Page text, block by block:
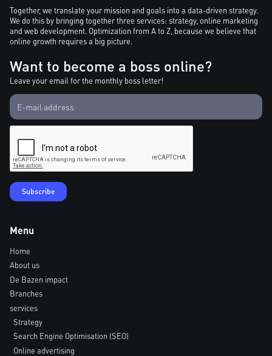
Together, we translate your mission and goals into a data-driven strategy.
We do this by bringing together three services: strategy, online marketing
and web development. Optimization from A to Z, because we believe that
online growth requires a big picture.
Want to become a boss online?
Leave your email for the monthly boss letter!
Menu
Home
About us
De Bazen impact
Branches
services
Strategy
Search Engine Optimisation (SEO)
Online advertising